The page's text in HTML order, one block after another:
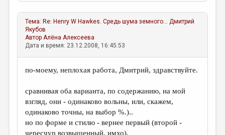
Тема: Re: Henry W Hawkes. Средь шума земного...Дмитрий
Якубов
АвторАлёна Алексеева
Дата и время: 23.12.2008, 16:45:53
по-моему, неплохая работа, Дмитрий, здравствуйте.
сравнивая оба варианта, по содержанию, на мой
взгляд, они - одинаково вольны, или, скажем,
одинаково точны, на выбор %.)..
но по форме и стилю - вернее первый (второй -
чересчур возвышенный, имхо),